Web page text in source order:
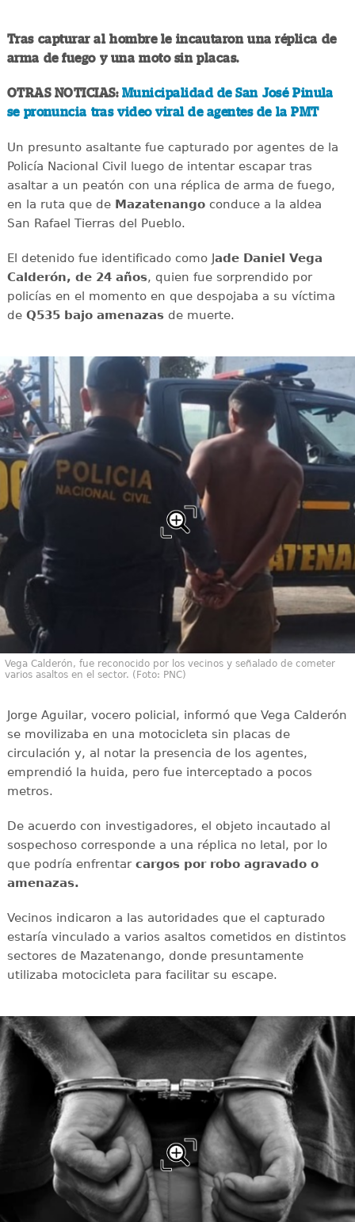
Tras capturar al hombre le incautaron una réplica de
arma de fuego y una moto sin placas.
OTRAS NOTICIAS: Municipalidad de San José Pinula
se pronuncia tras video viral de agentes de la PMT
Un presunto asaltante fue capturado por agentes de la
Policía Nacional Civil luego de intentar escapar tras
asaltar a un peatón con una réplica de arma de fuego,
en la ruta que de Mazatenangoconduce a la aldea
San Rafael Tierras del Pueblo.
El detenido fue identificado como Jade Daniel Vega
Calderón, de 24 años, quien fue sorprendido por
policías en el momento en que despojaba a su víctima
de Q535 bajo amenazasde muerte.
Vega Calderón, fue reconocido por los vecinos y señalado de cometer
varios asaltos en el sector. (Foto: PNC)
Jorge Aguilar, vocero policial, informó que Vega Calderón
se movilizaba en una motocicleta sin placas de
circulación y, al notar la presencia de los agentes,
emprendió la huida, pero fue interceptado a pocos
metros.
De acuerdo con investigadores, el objeto incautado al
sospechoso corresponde a una réplica no letal, por lo
que podría enfrentar cargos por robo agravado o
amenazas.
Vecinos indicaron a las autoridades que el capturado
estaría vinculado a varios asaltos cometidos en distintos
sectores de Mazatenango, donde presuntamente
utilizaba motocicleta para facilitar su escape.